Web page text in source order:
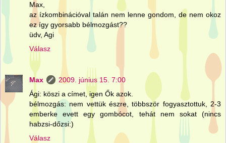
Max,
az ízkombinációval talán nem lenne gondom, de nem okoz
ez így gyorsabb bélmozgást??
üdv, Agi
Válasz
Max
2009. június 15. 7:00
Ági: köszi a címet, igen Ők azok.
bélmozgás: nem vettük észre, többször fogyasztottuk, 2-3
emberke evett egy gombócot, tehát nem sokat (nincs
habzsi-dőzsi:)
Válasz